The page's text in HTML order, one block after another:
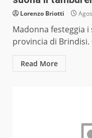
Lorenzo Briotti
Madonna festeggia
provincia di Brindisi.
Read More